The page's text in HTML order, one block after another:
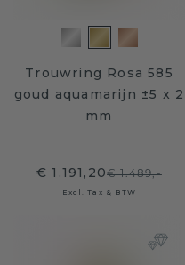
Trouwring Rosa 585
goud aquamarijn ±5 x 2
mm
€ 1.191,20€ 1.489,-
Excl. Tax & BTW